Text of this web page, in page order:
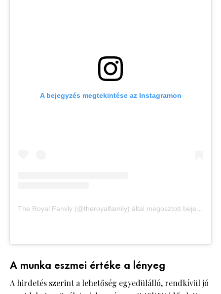
A bejegyzés megtekintése az Instagramon
The Royal Family (@theroyalfamily) által megosztott bejegyzés
A munka eszmei értéke a lényeg
A hirdetés szerint a lehetőség egyedülálló, rendkívül jó